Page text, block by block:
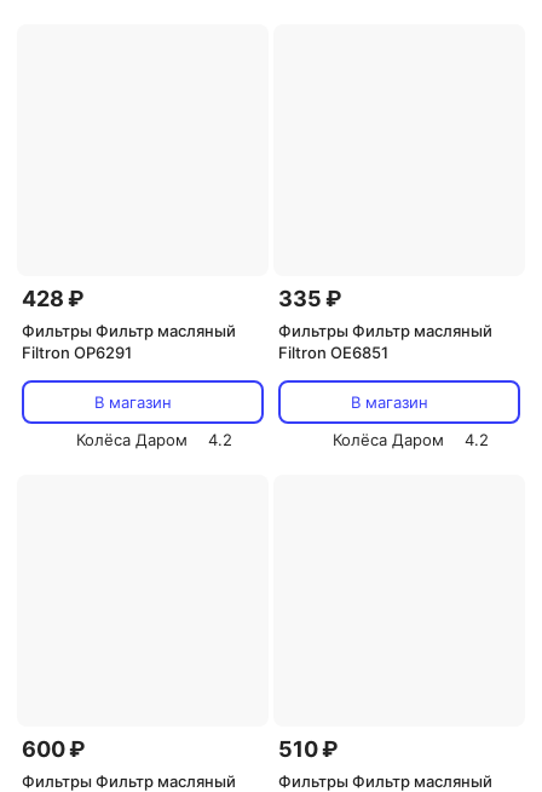
428 ₽
Фильтры Фильтр масляный
Filtron OP6291
В магазин
Колёса Даром
4.2
335 ₽
Фильтры Фильтр масляный
Filtron OE6851
В магазин
Колёса Даром
4.2
600 ₽
Фильтры Фильтр масляный
510 ₽
Фильтры Фильтр масляный